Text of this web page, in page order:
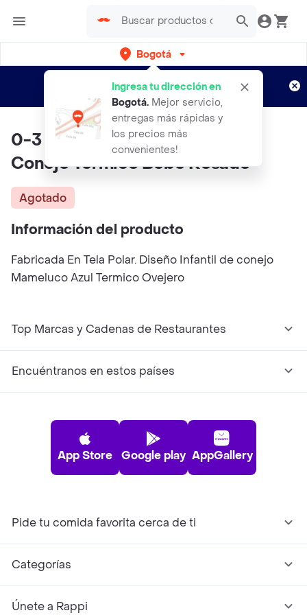
Bogotá
Ingresa tu dirección en
Bogotá. Mejor servicio,
entregas más rápidas y
los precios más
convenientes!
envíos gratis por semanas
Aplican TyC
0-3 Meses Mameluco Ovejero
Conejo Termico Bebe Rosado
Agotado
Información del producto
Fabricada En Tela Polar. Diseño Infantil de conejo
Mameluco Azul Termico Ovejero
Top Marcas y Cadenas de Restaurantes
Encuéntranos en estos países
App Store Google play AppGallery
Pide tu comida favorita cerca de ti
Categorías
Únete a Rappi